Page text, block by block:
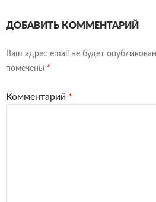
ДОБАВИТЬ КОММЕНТАРИЙ
Ваш адрес email не будет
помечены *
Комментарий *